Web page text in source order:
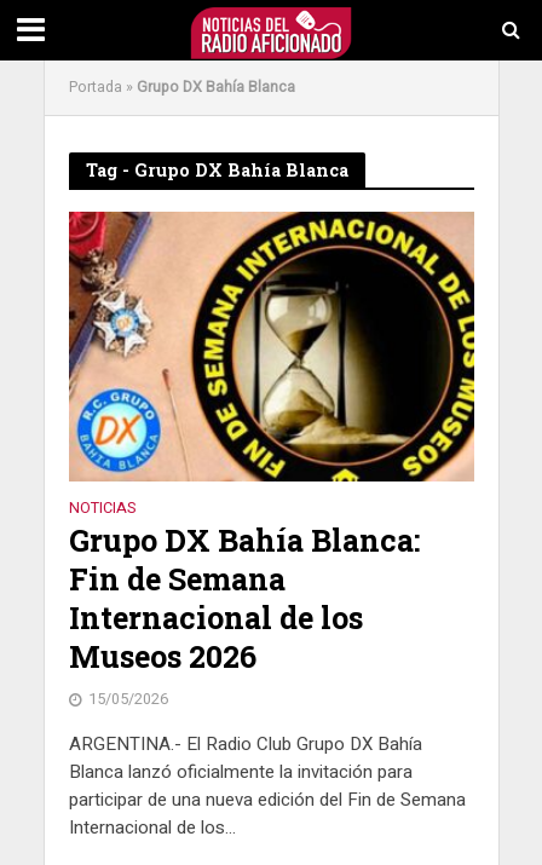
Portada » Grupo DX Bahía Blanca
Tag - Grupo DX Bahía Blanca
NOTICIAS
Grupo DX Bahía Blanca:
Fin de Semana
Internacional de los
Museos 2026
15/05/2026
ARGENTINA.- El Radio Club Grupo DX Bahía
Blanca lanzó oficialmente la invitación para
participar de una nueva edición del Fin de Semana
Internacional de los...